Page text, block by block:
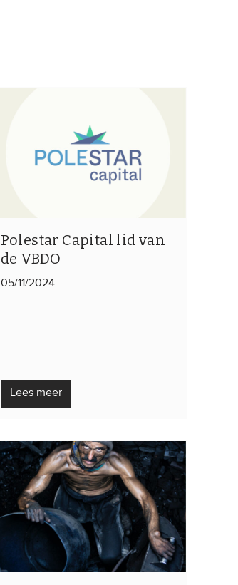
Polestar Capital lid van
de VBDO
05/11/2024
Lees meer